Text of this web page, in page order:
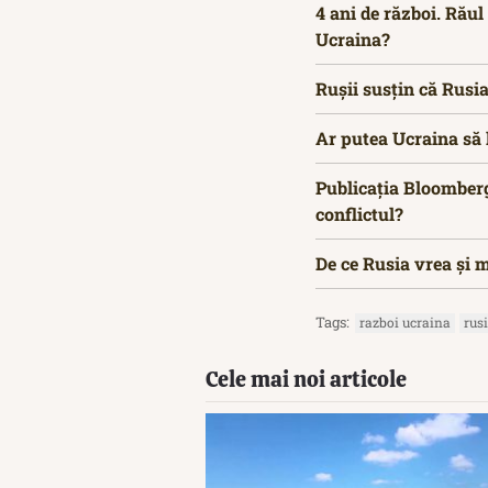
4 ani de război.
Ucraina?
Rușii susțin că
Ar putea Ucraina să
Publicația
conflictul?
De ce Rusia vrea și
Tags: razboi ucraina
Cele mai noi articole